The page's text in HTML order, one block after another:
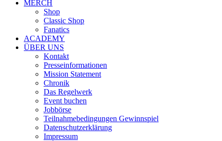
MERCH
Shop
Classic Shop
Fanatics
ACADEMY
ÜBER UNS
Kontakt
Presseinformationen
Mission Statement
Chronik
Das Regelwerk
Event buchen
Jobbörse
Teilnahmebedingungen Gewinnspiel
Datenschutzerklärung
Impressum